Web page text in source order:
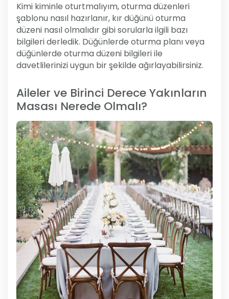
Kimi kiminle oturtmalıyım, oturma düzenleri
şablonu nasıl hazırlanır, kır düğünü oturma
düzeni nasıl olmalıdır gibi sorularla ilgili bazı
bilgileri derledik. Düğünlerde oturma planı veya
düğünlerde oturma düzeni bilgileri ile
davetlilerinizi uygun bir şekilde ağırlayabilirsiniz.
Aileler ve Birinci Derece Yakınların
Masası Nerede Olmalı?